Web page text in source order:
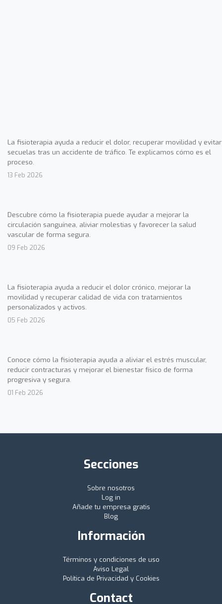
La fisioterapia ayuda a reducir el dolor, recuperar movilidad y evitar
secuelas tras un accidente de tráfico. Te explicamos cómo es el
proceso.
13 Feb 2026
Descubre cómo la fisioterapia puede ayudar a mejorar la
circulación sanguínea, aliviar molestias y favorecer la salud
vascular de forma segura.
09 Feb 2026
La fisioterapia ayuda a reducir el dolor crónico, mejorar la
movilidad y recuperar calidad de vida con tratamientos
personalizados y activos.
05 Feb 2026
Conoce cómo la fisioterapia ayuda a aliviar el estrés muscular,
reducir contracturas y mejorar el bienestar físico de forma
progresiva y segura.
01 Feb 2026
Secciones
Sobre nosotros
Log in
Añade tu empresa gratis
Blog
Información
Términos y condiciones de uso
Aviso Legal
Política de Privacidad y Cookies
Contact